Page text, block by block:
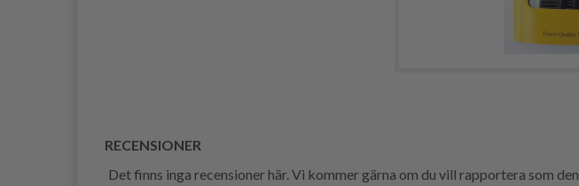
RECENSIONER
Det finns inga recensioner här. Vi kommer gärna om du vill rapportera som den